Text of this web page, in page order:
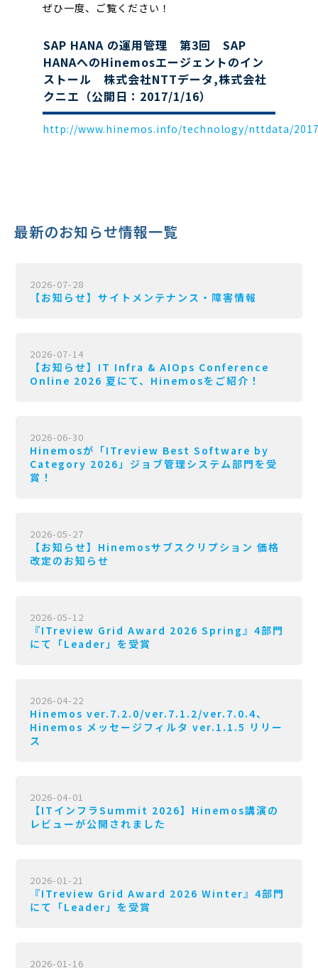
ぜひ一度、ご覧ください！
SAP HANA の運用管理 第3回 SAP
HANAへのHinemosエージェントのイン
ストール 株式会社NTTデータ,株式会社
クニエ（公開日：2017/1/16）
http://www.hinemos.info/technology/nttdata/
最新のお知らせ情報一覧
2026-07-28
【お知らせ】サイトメンテナンス・障害情報
2026-07-14
【お知らせ】IT Infra & AIOps Conference
Online 2026 夏にて、Hinemosをご紹介！
2026-06-30
Hinemosが「ITreview Best Software by
Category 2026」ジョブ管理システム部門を受
賞！
2026-05-27
【お知らせ】Hinemosサブスクリプション 価格
改定のお知らせ
2026-05-12
『ITreview Grid Award 2026 Spring』4部門
にて「Leader」を受賞
2026-04-22
Hinemos ver.7.2.0/ver.7.1.2/ver.7.0.4、
Hinemos メッセージフィルタ ver.1.1.5 リリー
ス
2026-04-01
【ITインフラSummit 2026】Hinemos講演の
レビューが公開されました
2026-01-21
『ITreview Grid Award 2026 Winter』4部門
にて「Leader」を受賞
2026-01-16